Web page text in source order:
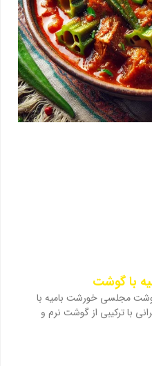
با گوشت
مجلسی خورشت بامیه با
با ترکیبی از گوشت نرم و